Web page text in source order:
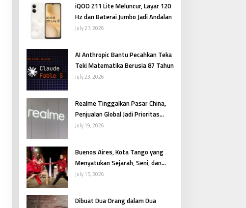
iQOO Z11 Lite Meluncur, Layar 120
Hz dan Baterai Jumbo Jadi Andalan
July 27, 2026
AI Anthropic Bantu Pecahkan Teka
Teki Matematika Berusia 87 Tahun
July 23, 2026
Realme Tinggalkan Pasar China,
Penjualan Global Jadi Prioritas
Utama
July 19, 2026
Buenos Aires, Kota Tango yang
Menyatukan Sejarah, Seni, dan
Gairah Argentina
July 15, 2026
Dibuat Dua Orang dalam Dua